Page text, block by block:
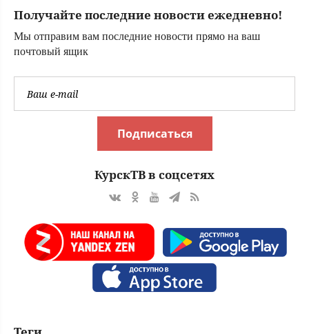
на Вести.ru
Получайте последние новости ежедневно!
Мы отправим вам последние новости прямо на ваш
почтовый ящик
Подписаться
КурскТВ в соцсетях